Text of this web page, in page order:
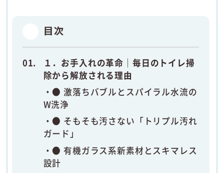
目次
１．お手入れの革命｜毎日のトイレ掃
除から解放される理由
● 激落ちバブルとスパイラル水流の
W洗浄
● そもそも汚さない「トリプル汚れ
ガード」
● 有機ガラス系新素材とスキマレス
設計